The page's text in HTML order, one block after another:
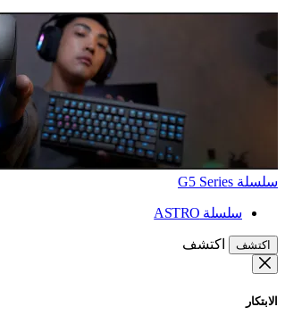
سلسلة G5 Series
سلسلة ASTRO
اكتشف اكتشف
الابتكار